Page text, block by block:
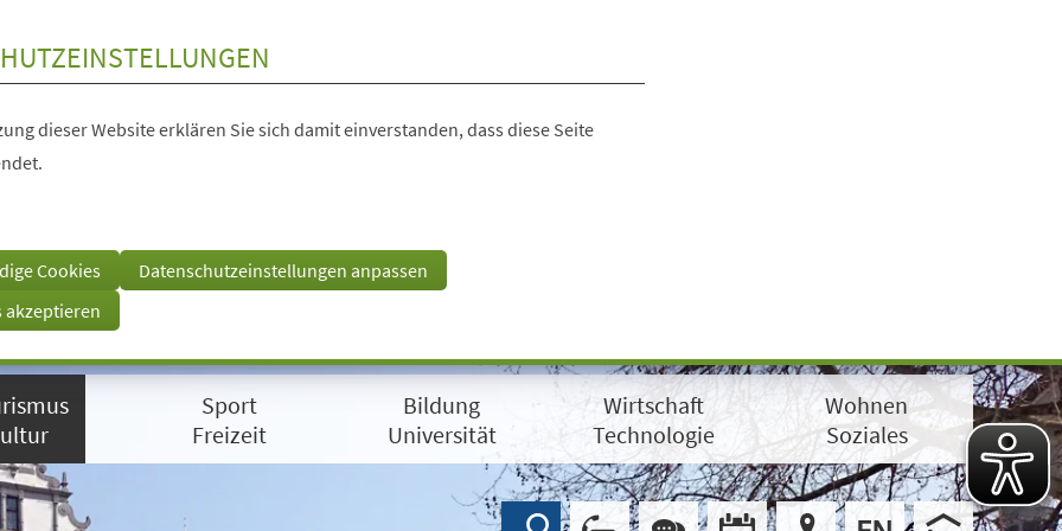
dieser Website erklären Sie sich damit einverstanden, dass diese Seite
Cookies
Datenschutzeinstellungen anpassen
akzeptieren
Sport
Freizeit
Bildung
Universität
Wirtschaft
Technologie
Wohnen
Soziales